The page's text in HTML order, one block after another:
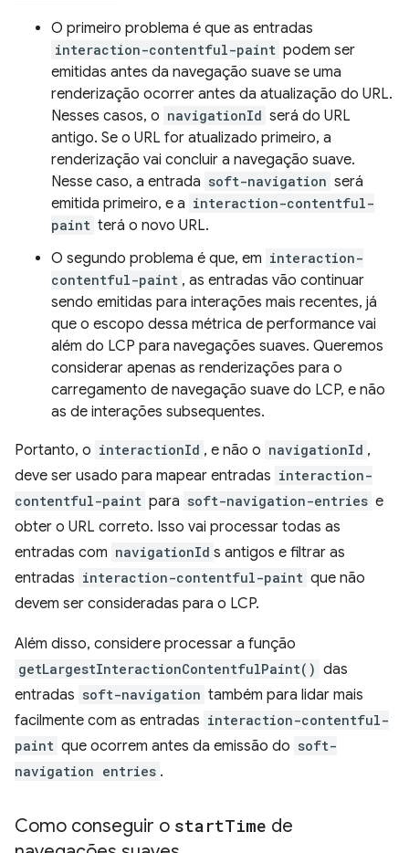
O primeiro problema é que as entradas
interaction-contentful-paint podem ser
emitidas antes da navegação suave se uma
renderização ocorrer antes da atualização do URL.
Nesses casos, o navigationId será do URL
antigo. Se o URL for atualizado primeiro, a
renderização vai concluir a navegação suave.
Nesse caso, a entrada soft-navigation será
emitida primeiro, e a interaction-contentful-
paint terá o novo URL.
O segundo problema é que, em interaction-
contentful-paint , as entradas vão continuar
sendo emitidas para interações mais recentes, já
que o escopo dessa métrica de performance vai
além do LCP para navegações suaves. Queremos
considerar apenas as renderizações para o
carregamento de navegação suave do LCP, e não
as de interações subsequentes.
Portanto, o interactionId , e não o navigationId ,
deve ser usado para mapear entradas interaction-
contentful-paint para soft-navigation-entries e
obter o URL correto. Isso vai processar todas as
entradas com navigationId s antigos e filtrar as
entradas interaction-contentful-paint que não
devem ser consideradas para o LCP.
Além disso, considere processar a função
getLargestInteractionContentfulPaint() das
entradas soft-navigation também para lidar mais
facilmente com as entradas interaction-contentful-
paint que ocorrem antes da emissão do soft-
navigation entries .
Como conseguir o startTime de